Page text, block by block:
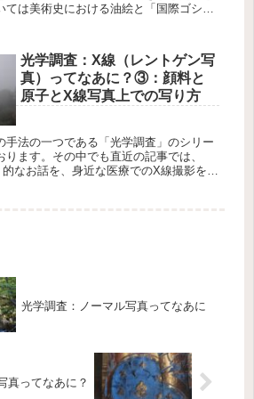
ては美術史における油絵と「国際ゴシッ
光学調査：X線（レントゲン写
真）ってなあに？③：顔料と
原子とX線写真上での写り方
手法の一つである「光学調査」のシリー
ります。その中でも直近の記事では、
なお話を、身近な医療でのX線撮影を例
光学調査：ノーマル写真ってなあに
真ってなあに？